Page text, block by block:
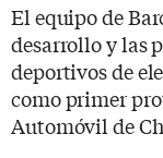
El equipo de
desarrollo y las
deportivos de
como primer
Automóvil de